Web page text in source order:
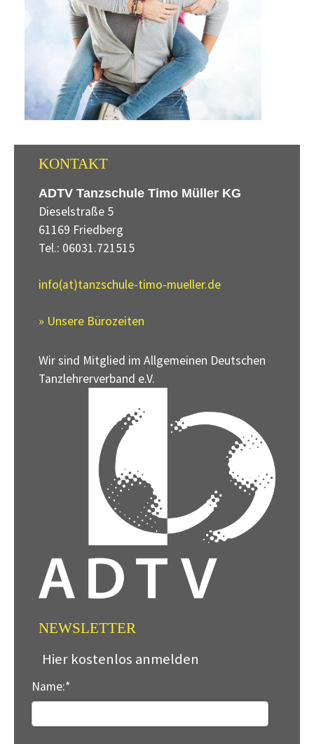
KONTAKT
ADTV Tanzschule Timo Müller KG
Dieselstraße 5
61169 Friedberg
Tel.: 06031.721515
info(at)tanzschule-timo-mueller.de
» Unsere Bürozeiten
Wir sind Mitglied im Allgemeinen Deutschen
Tanzlehrerverband e.V.
NEWSLETTER
Hier kostenlos anmelden
Name:*